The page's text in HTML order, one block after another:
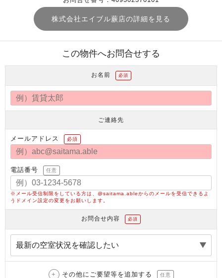
株式会社エイブル蕨店の詳細を見る
この物件へお問合せする
お名前 必須
ご連絡先
メールアドレス 必須
電話番号 任意
※メール受信制限をしている方は、@saitama.ableからのメールを受信できるよ
うドメイン設定の変更をお願いします。
お問合せ内容 必須
その他にご要望等を追加する 任意